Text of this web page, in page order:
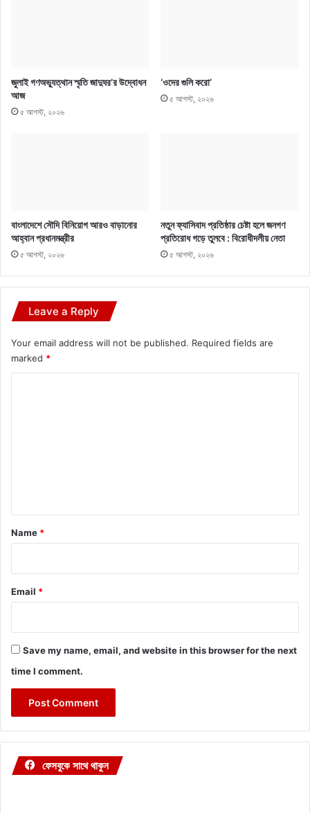
জুলাই গণঅভ্যুত্থান স্মৃতি জাদুঘর’র উদ্বোধন
আজ
৫ আগস্ট, ২০২৬
‘ওদের গুলি করো’
৫ আগস্ট, ২০২৬
বাংলাদেশে সৌদি বিনিয়োগ আরও বাড়ানোর
আহ্বান প্রধানমন্ত্রীর
৫ আগস্ট, ২০২৬
নতুন ফ্যাসিবাদ প্রতিষ্ঠার চেষ্টা হলে জনগণ
প্রতিরোধ গড়ে তুলবে : বিরোধীদলীয় নেতা
৫ আগস্ট, ২০২৬
Leave a Reply
Your email address will not be published. Required fields are
marked *
*
Name *
Email *
Save my name, email, and website in this browser for the next
time I comment.
ফেসবুকে সাথে থাকুন